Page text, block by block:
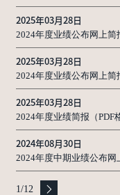
2025年03月28日
2024年度业绩公布网上简
2025年03月28日
2024年度业绩公布网上简
2025年03月28日
2024年度业绩简报（PDF
2024年08月30日
2024年度中期业绩公布网
1/12